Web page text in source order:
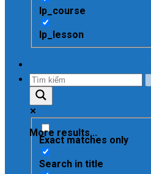
lp_course
lp_lesson
More results...
Exact matches only
Search in title